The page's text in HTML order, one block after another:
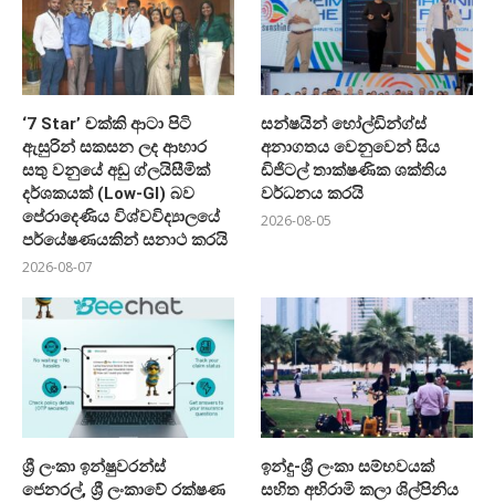
‘7 Star’ චක්කි ආටා පිටි
ඇසුරින් සකසන ලද ආහාර
සතු වනුයේ අඩු ග්ලයිසීමික්
දර්ශකයක් (Low-GI) බව
පේරාදෙණිය විශ්වවිද්‍යාලයේ
පර්යේෂණයකින් සනාථ කරයි
2026-08-07
සන්ෂයින් හෝල්ඩින්ග්ස්
අනාගතය වෙනුවෙන් සිය
ඩිජිටල් තාක්ෂණික ශක්තිය
වර්ධනය කරයි
2026-08-05
ශ්‍රී ලංකා ඉන්ෂුවරන්ස්
ජෙනරල්, ශ්‍රී ලංකාවේ රක්ෂණ
ඉන්දු-ශ්‍රී ලංකා සම්භවයක්
සහිත අභිරාමි කලා ශිල්පිනිය